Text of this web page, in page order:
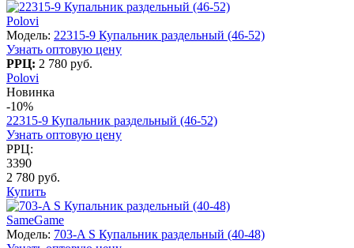
Polovi
Модель: 22315-9 Купальник раздельный (46-52)
Узнать оптовую цену
РРЦ: 2 780 руб.
Polovi
Новинка
-10%
22315-9 Купальник раздельный (46-52)
Узнать оптовую цену
РРЦ:
3390
2 780 руб.
Купить
SameGame
Модель: 703-A S Купальник раздельный (40-48)